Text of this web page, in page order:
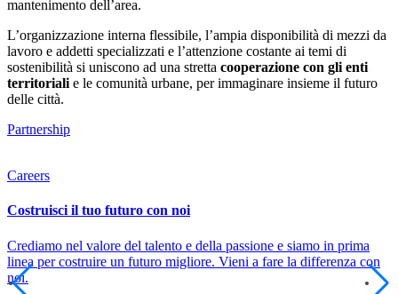
mantenimento dell’area.
L’organizzazione interna flessibile, l’ampia disponibilità di mezzi da
lavoro e addetti specializzati e l’attenzione costante ai temi di
sostenibilità si uniscono ad una stretta cooperazione con gli enti
territoriali e le comunità urbane, per immaginare insieme il futuro
delle città.
Partnership
Careers
Costruisci il tuo futuro con noi
Crediamo nel valore del talento e della passione e siamo in prima
linea per costruire un futuro migliore. Vieni a fare la differenza con
noi.